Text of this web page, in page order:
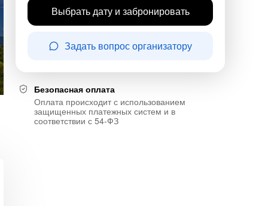
Выбрать дату и забронировать
Задать вопрос организатору
Безопасная оплата
Оплата происходит с использованием
защищенных платежных систем и в
соответствии с 54-ФЗ